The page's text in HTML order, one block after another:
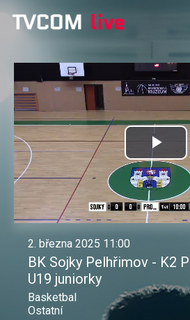
2. března 2025 11:00
BK Sojky Pelhřimov - K2
U19 juniorky
Basketbal
Ostatní